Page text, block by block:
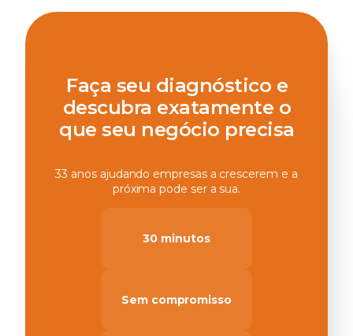
Faça seu diagnóstico e
descubra exatamente o
que seu negócio precisa
33 anos ajudando empresas a crescerem e a
próxima pode ser a sua.
30 minutos
Sem compromisso